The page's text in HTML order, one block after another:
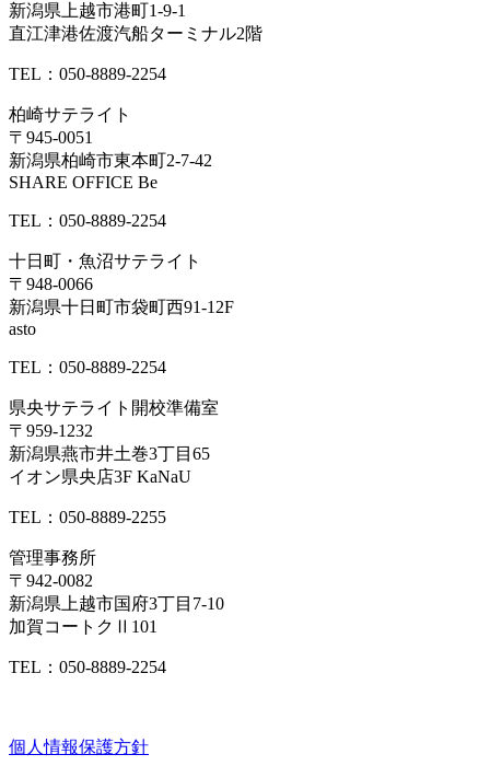
新潟県上越市港町1-9-1
直江津港佐渡汽船ターミナル2階
TEL：050-8889-2254
柏崎サテライト
〒945-0051
新潟県柏崎市東本町2-7-42
SHARE OFFICE Be
TEL：050-8889-2254
十日町・魚沼サテライト
〒948-0066
新潟県十日町市袋町西91-12F
asto
TEL：050-8889-2254
県央サテライト開校準備室
〒959-1232
新潟県燕市井土巻3丁目65
イオン県央店3F KaNaU
TEL：050-8889-2255
管理事務所
〒942-0082
新潟県上越市国府3丁目7-10
加賀コートクⅡ101
TEL：050-8889-2254
個人情報保護方針